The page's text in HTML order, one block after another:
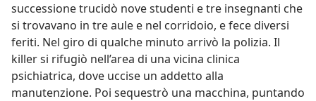
successione trucidò nove studenti e tre insegnanti che
si trovavano in tre aule e nel corridoio, e fece diversi
feriti. Nel giro di qualche minuto arrivò la polizia. Il
killer si rifugiò nell’area di una vicina clinica
psichiatrica, dove uccise un addetto alla
manutenzione. Poi sequestrò una macchina, puntando